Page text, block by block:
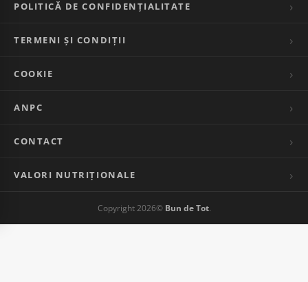
POLITICĂ DE CONFIDENȚIALITATE
TERMENI ȘI CONDIȚII
COOKIE
ANPC
CONTACT
VALORI NUTRIȚIONALE
Copyright 2026© Bun de Tot.